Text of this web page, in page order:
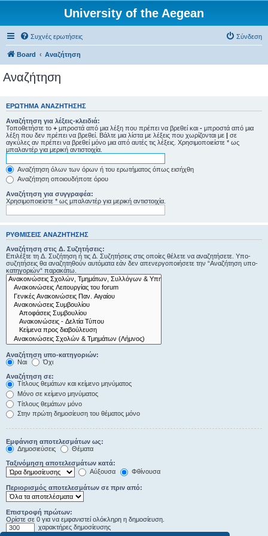
University of the Aegean
Συχνές ερωτήσεις Σύνδεση
Board Αναζήτηση
Αναζήτηση
ΕΡΏΤΗΜΑ ΑΝΑΖΉΤΗΣΗΣ
Αναζήτηση για λέξεις-κλειδιά:
Τοποθετήστε το + μπροστά από μια λέξη που πρέπει να βρεθεί και - μπροστά από μια
λέξη που δεν πρέπει να βρεθεί. Βάλτε μια λίστα με λέξεις που χωρίζονται με | σε
αγκύλες αν πρέπει να βρεθεί μόνο μια από αυτές τις λέξεις. Χρησιμοποιείστε * ως
μπαλαντέρ για μερική αντιστοιχία.
Αναζήτηση όλων των όρων ή του ερωτήματος όπως εισήχθη
Αναζήτηση οποιουδήποτε όρου
Αναζήτηση για συγγραφέα:
Χρησιμοποιείστε * ως μπαλαντέρ για μερική αντιστοιχία.
ΡΥΘΜΊΣΕΙΣ ΑΝΑΖΉΤΗΣΗΣ
Αναζήτηση στις Δ. Συζητήσεις:
Επιλέξτε τη Δ. Συζήτηση ή τις Δ. Συζητήσεις στις οποίες θέλετε να αναζητήσετε. Υπο-
συζητήσεις θα αναζητηθούν αυτόματα εάν δεν απενεργοποιήσετε την “Αναζήτηση υπο-
κατηγοριών“ παρακάτω.
Αναζήτηση υπο-κατηγοριών:
Ναι
Όχι
Αναζήτηση σε:
Τίτλους θεμάτων και κείμενο μηνύματος
Μόνο σε κείμενο μηνύματος
Τίτλους θεμάτων μόνο
Στην πρώτη δημοσίευση του θέματος μόνο
Εμφάνιση αποτελεσμάτων ως:
Δημοσιεύσεις
Θέματα
Ταξινόμηση αποτελεσμάτων κατά:
Αύξουσα
Φθίνουσα
Περιορισμός αποτελεσμάτων σε πριν από:
Επιστροφή πρώτων:
Ορίστε σε 0 για να εμφανιστεί ολόκληρη η δημοσίευση.
χαρακτήρες δημοσίευσης